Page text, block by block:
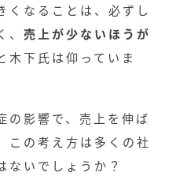
くなることは、必ずし
売上が少ないほうが
木下氏は仰っていま
の影響で、売上を伸ば
この考え方は多くの社
ないでしょうか？